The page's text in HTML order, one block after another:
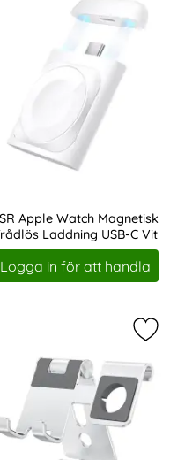
Apple Watch Magnetisk
Laddning USB-C Vit
nr 226382
Logga in för att handla
Restore